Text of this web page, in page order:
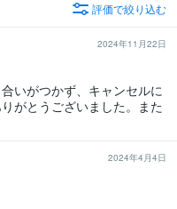
評価で絞り込む
2024年11月22日
いがつかず、キャンセルに
がとうございました。また
2024年4月4日